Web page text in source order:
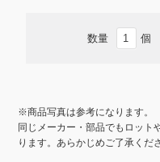
数量 個
※商品写真は参考になります。
同じメーカー・部品でもロット
ります。あらかじめご了承くだ